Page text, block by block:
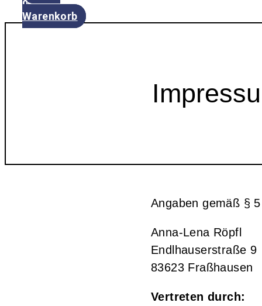
0
Warenkorb
Angaben gemäß §
Anna-Lena Röpfl
Endlhauserstraße 9
83623 Fraßhausen
Vertreten durch: